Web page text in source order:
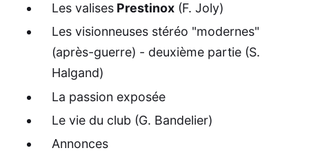
Les valisesPrestinox(F. Joly)
Les visionneuses stéréo "modernes"
(après-guerre) - deuxième partie (S.
Halgand)
La passion exposée
Le vie du club (G. Bandelier)
Annonces